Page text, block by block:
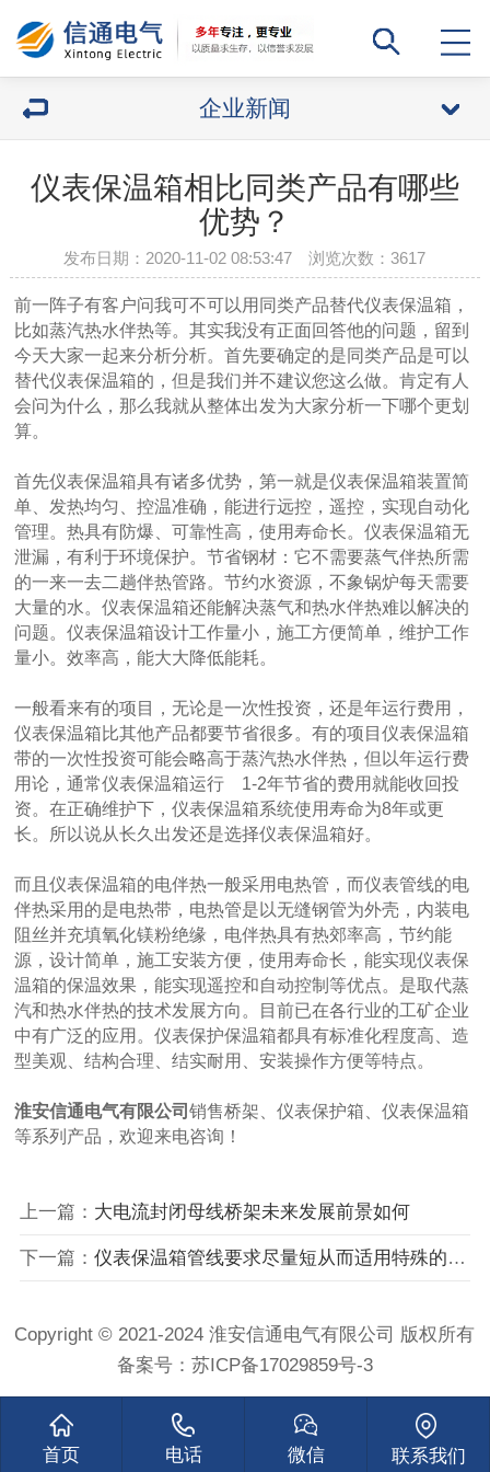
企业新闻
仪表保温箱相比同类产品有哪些
优势？
发布日期：2020-11-02 08:53:47 浏览次数：3617
前一阵子有客户问我可不可以用同类产品替代仪表保温箱，
比如蒸汽热水伴热等。其实我没有正面回答他的问题，留到
今天大家一起来分析分析。首先要确定的是同类产品是可以
替代仪表保温箱的，但是我们并不建议您这么做。肯定有人
会问为什么，那么我就从整体出发为大家分析一下哪个更划
算。
首先仪表保温箱具有诸多优势，第一就是仪表保温箱装置简
单、发热均匀、控温准确，能进行远控，遥控，实现自动化
管理。热具有防爆、可靠性高，使用寿命长。仪表保温箱无
泄漏，有利于环境保护。节省钢材：它不需要蒸气伴热所需
的一来一去二趟伴热管路。节约水资源，不象锅炉每天需要
大量的水。仪表保温箱还能解决蒸气和热水伴热难以解决的
问题。仪表保温箱设计工作量小，施工方便简单，维护工作
量小。效率高，能大大降低能耗。
一般看来有的项目，无论是一次性投资，还是年运行费用，
仪表保温箱比其他产品都要节省很多。有的项目仪表保温箱
带的一次性投资可能会略高于蒸汽热水伴热，但以年运行费
用论，通常仪表保温箱运行 1-2年节省的费用就能收回投
资。在正确维护下，仪表保温箱系统使用寿命为8年或更
长。所以说从长久出发还是选择仪表保温箱好。
而且仪表保温箱的电伴热一般采用电热管，而仪表管线的电
伴热采用的是电热带，电热管是以无缝钢管为外壳，内装电
阻丝并充填氧化镁粉绝缘，电伴热具有热郊率高，节约能
源，设计简单，施工安装方便，使用寿命长，能实现仪表保
温箱的保温效果，能实现遥控和自动控制等优点。是取代蒸
汽和热水伴热的技术发展方向。目前已在各行业的工矿企业
中有广泛的应用。仪表保护保温箱都具有标准化程度高、造
型美观、结构合理、结实耐用、安装操作方便等特点。
淮安信通电气有限公司销售桥架、仪表保护箱、仪表保温箱
等系列产品，欢迎来电咨询！
上一篇： 大电流封闭母线桥架未来发展前景如何
下一篇： 仪表保温箱管线要求尽量短从而适用特殊的场合
Copyright © 2021-2024 淮安信通电气有限公司 版权所有
备案号： 苏ICP备17029859号-3
首页 电话 微信 联系我们